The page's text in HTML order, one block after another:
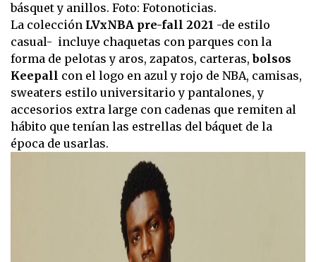
básquet y anillos. Foto: Fotonoticias.
La colección LVxNBA pre-fall 2021 -de estilo
casual- incluye chaquetas con parques con la
forma de pelotas y aros, zapatos, carteras,bolsos
Keepall con el logo en azul y rojo de NBA, camisas,
sweaters estilo universitario y pantalones, y
accesorios extra large con cadenas que remiten al
hábito que tenían las estrellas del báquet de la
época de usarlas.